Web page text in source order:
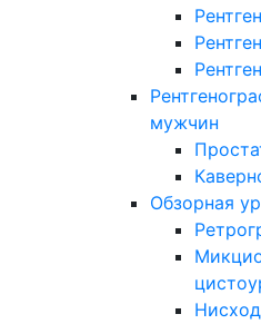
мужчин
Обзорная